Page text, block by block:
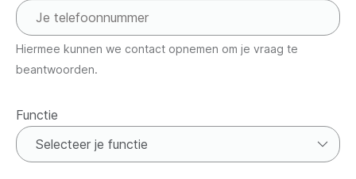
Hiermee kunnen we contact opnemen om je vraag te
beantwoorden.
Functie
Functie